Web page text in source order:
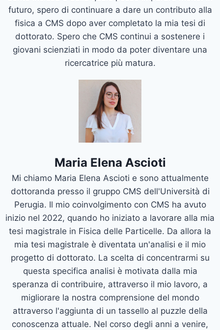
futuro, spero di continuare a dare un contributo alla
fisica a CMS dopo aver completato la mia tesi di
dottorato. Spero che CMS continui a sostenere i
giovani scienziati in modo da poter diventare una
ricercatrice più matura.
Maria Elena Ascioti
Mi chiamo Maria Elena Ascioti e sono attualmente
dottoranda presso il gruppo CMS dell'Università di
Perugia. Il mio coinvolgimento con CMS ha avuto
inizio nel 2022, quando ho iniziato a lavorare alla mia
tesi magistrale in Fisica delle Particelle. Da allora la
mia tesi magistrale è diventata un'analisi e il mio
progetto di dottorato. La scelta di concentrarmi su
questa specifica analisi è motivata dalla mia
speranza di contribuire, attraverso il mio lavoro, a
migliorare la nostra comprensione del mondo
attraverso l'aggiunta di un tassello al puzzle della
conoscenza attuale. Nel corso degli anni a venire,